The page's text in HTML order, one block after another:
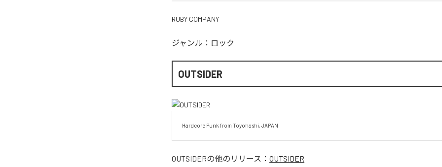
RUBY COMPANY
ジャンル： ロック
OUTSIDER
Hardcore Punk from Toyohashi, JAPAN
OUTSIDERの他のリリース： OUTSIDER